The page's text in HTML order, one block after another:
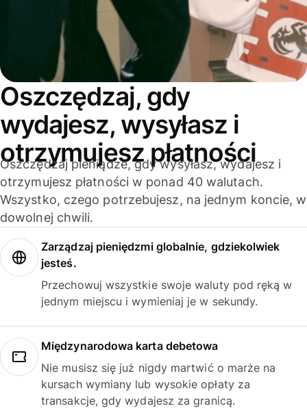
Oszczędzaj, gdy
wydajesz, wysyłasz i
otrzymujesz płatności
Oszczędzaj pieniądze, gdy wysyłasz, wydajesz i
otrzymujesz płatności w ponad 40 walutach.
Wszystko, czego potrzebujesz, na jednym koncie, w
dowolnej chwili.
Zarządzaj pieniędzmi globalnie, gdziekolwiek
jesteś.
Przechowuj wszystkie swoje waluty pod ręką w
jednym miejscu i wymieniaj je w sekundy.
Międzynarodowa karta debetowa
Nie musisz się już nigdy martwić o marże na
kursach wymiany lub wysokie opłaty za
transakcje, gdy wydajesz za granicą.